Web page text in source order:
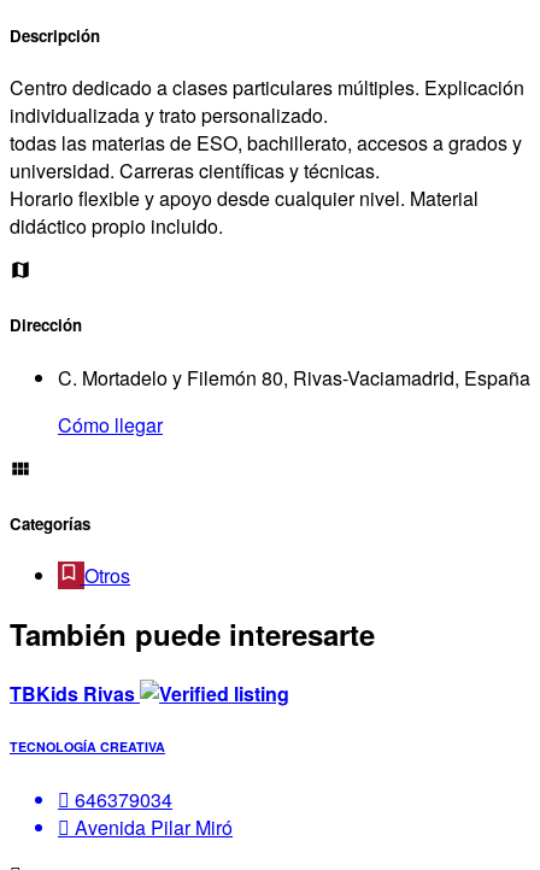
Descripción
Centro dedicado a clases particulares múltiples. Explicación
individualizada y trato personalizado.
todas las materias de ESO, bachillerato, accesos a grados y
universidad. Carreras científicas y técnicas.
Horario flexible y apoyo desde cualquier nivel. Material
didáctico propio incluido.
Dirección
C. Mortadelo y Filemón 80, Rivas-Vaciamadrid, España
Cómo llegar
Categorías
Otros
También puede interesarte
TBKids Rivas
TECNOLOGÍA CREATIVA
646379034
Avenida Pilar Miró